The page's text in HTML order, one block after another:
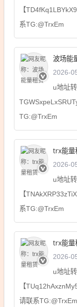
【
系TG:@TrxEm
波场能
2026-
u地址
TG:@TrxEm
trx能量
2026-
u地址
【
系TG:@TrxEm
trx能量
2026-
u地址
【
请联系TG:@TrxEm